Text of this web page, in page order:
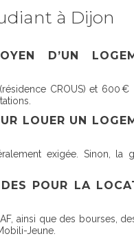
à Dijon
D’UN
CROUS) et 600 €
LOUER UN
exigée. Sinon, la
POUR LA
ainsi que des bourses,
Jeune.